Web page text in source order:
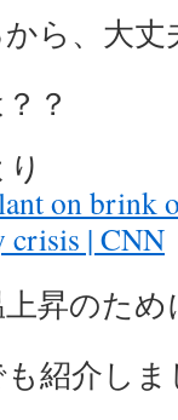
ら、大
？
on brink
crisis | CNN
昇のた
紹介し